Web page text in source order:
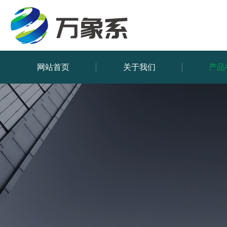
网站首页 关于我们 产品